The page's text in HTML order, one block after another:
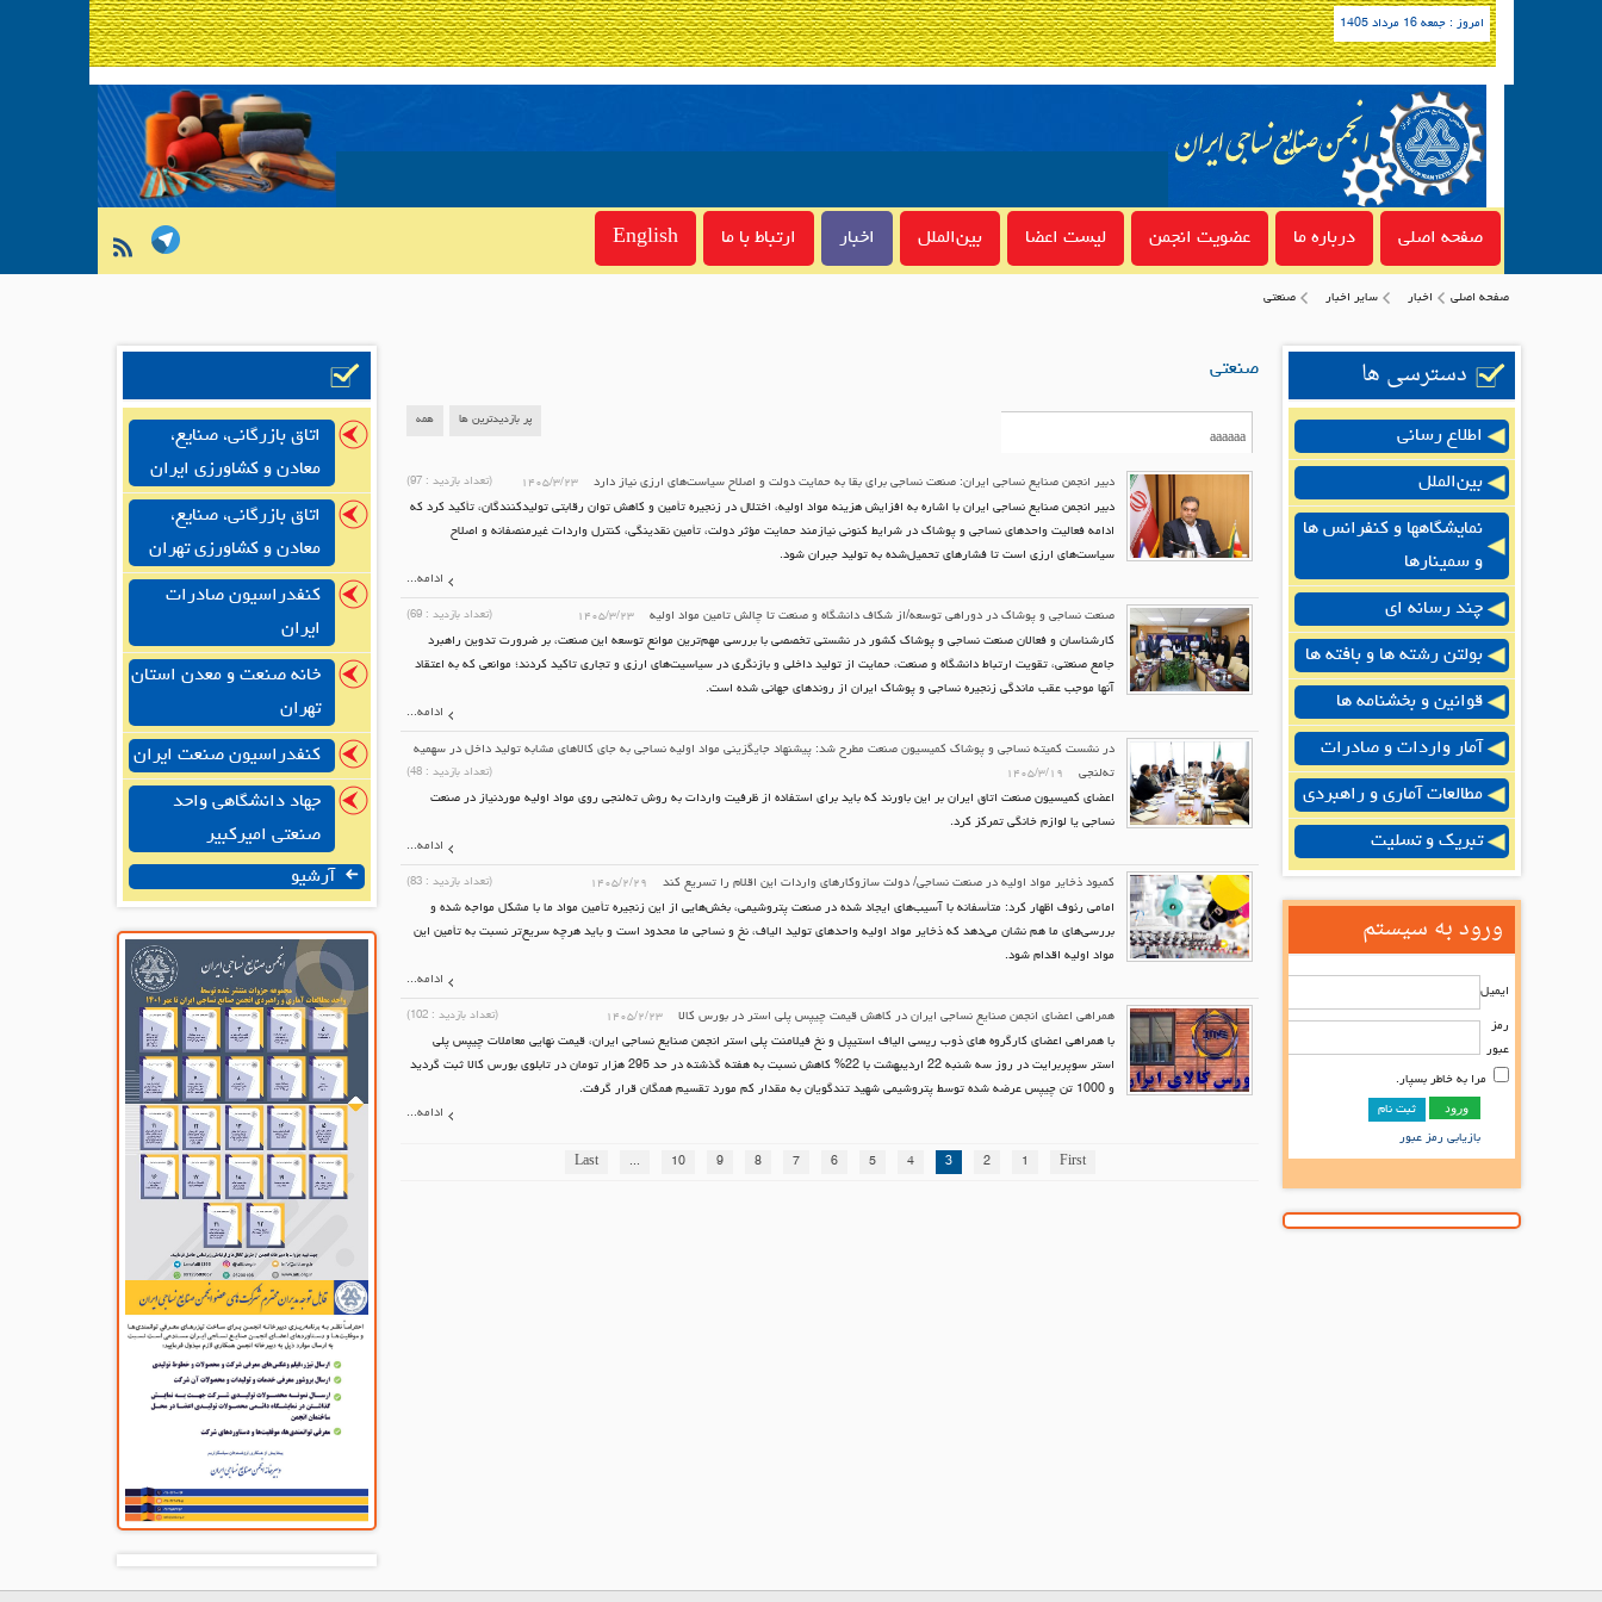
امروز : جمعه 16 مرداد 1405
صفحه اصلی درباره ما عضویت انجمن لیست اعضا بین‌الملل اخبار ارتباط با ما English
صفحه اصلی اخبار سایر اخبار صنعتی
دسترسی ها
اطلاع رسانی
بین‌الملل
نمایشگاهها و کنفرانس ها
و سمینارها
چند رسانه ای
بولتن رشته ها و بافته ها
قوانین و بخشنامه ها
آمار واردات و صادرات
مطالعات آماری و راهبردی
تبریک و تسلیت
ورود به سیستم
ایمیل
رمز
عبور
مرا به خاطر بسپار.
ثبت نام
بازیابی رمز عبور
صنعتی
پر بازدیدترین ها همه
دبیر انجمن صنایع نساجی ایران: صنعت نساجی برای بقا به حمایت دولت و اصلاح سیاست‌های ارزی نیاز دارد ۱۴۰۵/۳/۲۳ (تعداد بازدید : 97
)
دبیر انجمن صنایع نساجی ایران با اشاره به افزایش هزینه مواد اولیه، اختلال در زنجیره تأمین و کاهش توان رقابتی تولیدکنندگان، تأکید کرد که
ادامه فعالیت واحدهای نساجی و پوشاک در شرایط کنونی نیازمند حمایت مؤثر دولت، تأمین نقدینگی، کنترل واردات غیرمنصفانه و اصلاح
سیاست‌های ارزی است تا فشارهای تحمیل‌شده به تولید جبران شود.
ادامه...
صنعت نساجی و پوشاک در دوراهی توسعه/از شکاف دانشگاه و صنعت تا چالش تامین مواد اولیه ۱۴۰۵/۳/۲۳ (تعداد بازدید : 69
)
کارشناسان و فعالان صنعت نساجی و پوشاک کشور در نشستی تخصصی با بررسی مهم‌ترین موانع توسعه این صنعت، بر ضرورت تدوین راهبرد
جامع صنعتی، تقویت ارتباط دانشگاه و صنعت، حمایت از تولید داخلی و بازنگری در سیاسیت‌های ارزی و تجاری تاکید کردند؛ موانعی که به اعتقاد
آنها موجب عقب ماندگی زنجیره نساجی و پوشاک ایران از روندهای جهانی شده است.
ادامه...
در نشست کمیته نساجی و پوشاک کمیسیون صنعت مطرح شد: پیشنهاد جایگزینی مواد اولیه نساجی به جای کالاهای مشابه تولید داخل در سهمیه
ته‌لنجی
۱۴۰۵/۳/۱۹ (تعداد بازدید : 48
)
اعضای کمیسیون صنعت اتاق ایران بر این باورند که باید برای استفاده از ظرفیت واردات به روش ته‌لنجی روی مواد اولیه موردنیاز در صنعت
نساجی یا لوازم خانگی تمرکز کرد.
ادامه...
کمبود ذخایر مواد اولیه در صنعت نساجی/ دولت سازوکارهای واردات این اقلام را تسریع کند ۱۴۰۵/۲/۲۹ (تعداد بازدید : 83
)
امامی رئوف اظهار کرد: متأسفانه با آسیب‌های ایجاد شده در صنعت پتروشیمی، بخش‌هایی از این زنجیره تأمین مواد ما با مشکل مواجه شده و
بررسی‌های ما هم نشان می‌دهد که ذخایر مواد اولیه واحدهای تولید الیاف، نخ و نساجی ما محدود است و باید هرچه سریع‌تر نسبت به تأمین این
مواد اولیه اقدام شود.
ادامه...
همراهی اعضای انجمن صنایع نساجی ایران در کاهش قیمت چیپس پلی استر در بورس کالا ۱۴۰۵/۲/۲۳ (تعداد بازدید : 102
)
با همراهی اعضای کارگروه های ذوب ریسی الیاف استیپل و نخ فیلامنت پلی استر انجمن صنایع نساجی ایران، قیمت نهایی معاملات چیپس پلی
استر سوپربرایت در روز سه شنبه 22 اردیبهشت با 22% کاهش نسبت به هفته گذشته در حد 295 هزار تومان در تابلوی بورس کالا ثبت گردید
و 1000 تن چیپس عرضه شده توسط پتروشیمی شهید تندگویان به مقدار کم مورد تقسیم همگان قرار گرفت.
ادامه...
First
1
2
3
4
5
6
7
8
9
10
...
Last
اتاق بازرگانی، صنایع،
معادن و کشاورزی ایران
اتاق بازرگانی، صنایع،
معادن و کشاورزی تهران
کنفدراسیون صادرات
ایران
خانه صنعت و معدن استان
تهران
کنفدراسیون صنعت ایران
جهاد دانشگاهی واحد
صنعتی امیرکبیر
آرشیو